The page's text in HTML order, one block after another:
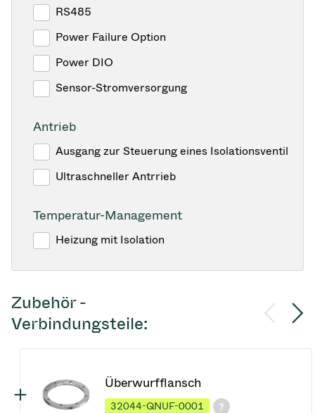
RS485
Power Failure Option
Power DIO
Sensor-Stromversorgung
Antrieb
Ausgang zur Steuerung eines Isolationsventil
Ultraschneller Antrrieb
Temperatur-Management
Heizung mit Isolation
Zubehör -
Verbindungsteile:
Überwurfflansch
32044-QNUF-0001